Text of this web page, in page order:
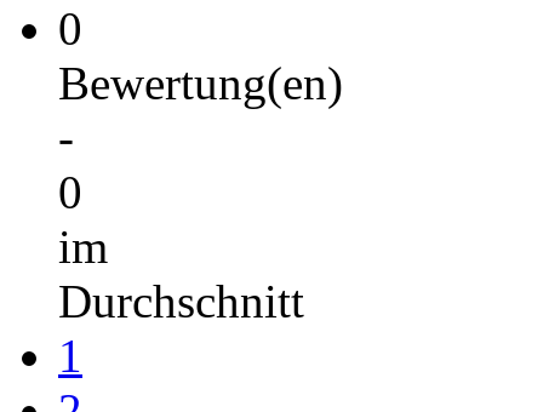
0
Bewertung(en)
-
0
im
Durchschnitt
1